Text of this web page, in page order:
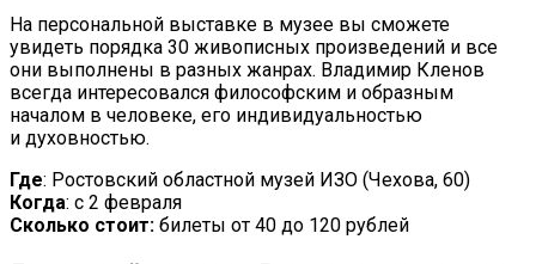
На персональной выставке в музее вы сможете
увидеть порядка 30 живописных произведений и все
они выполнены в разных жанрах. Владимир Кленов
всегда интересовался философским и образным
началом в человеке, его индивидуальностью
и духовностью.
Где: Ростовский областной музей ИЗО (Чехова, 60)
Когда: с 2 февраля
Сколько стоит: билеты от 40 до 120 рублей